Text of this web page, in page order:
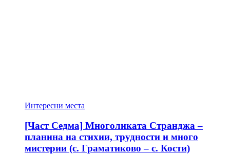
Интересни места
[Част Седма] Многоликата Странджа –
планина на стихии, трудности и много
мистерии (с. Граматиково – с. Кости)